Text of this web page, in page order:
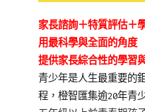
家長諮詢＋特質評估＋
用最科學與全面的角度
提供家長綜合性的學習
青少年是人生最重要的
程，橙智匯集逾20年青